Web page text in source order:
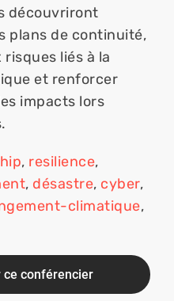
découvriront
plans de continuité,
liés à la
et renforcer
impacts lors
, resilience,
, désastre, cyber,
climatique,
ce conférencier